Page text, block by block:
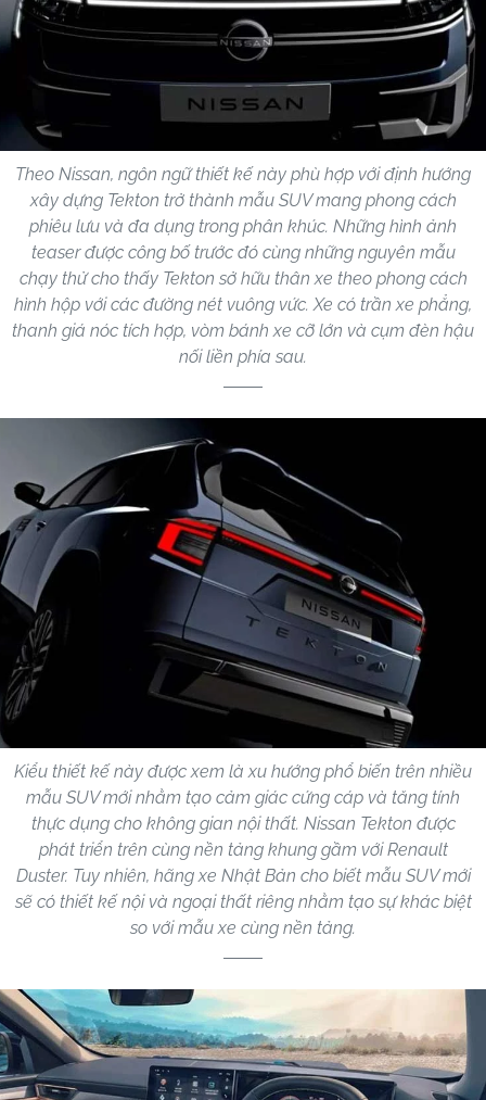
Theo Nissan, ngôn ngữ thiết kế này phù hợp với định hướng
xây dựng Tekton trở thành mẫu SUV mang phong cách
phiêu lưu và đa dụng trong phân khúc. Những hình ảnh
teaser được công bố trước đó cùng những nguyên mẫu
chạy thử cho thấy Tekton sở hữu thân xe theo phong cách
hình hộp với các đường nét vuông vức. Xe có trần xe phẳng,
thanh giá nóc tích hợp, vòm bánh xe cỡ lớn và cụm đèn hậu
nối liền phía sau.
Kiểu thiết kế này được xem là xu hướng phổ biến trên nhiều
mẫu SUV mới nhằm tạo cảm giác cứng cáp và tăng tính
thực dụng cho không gian nội thất. Nissan Tekton được
phát triển trên cùng nền tảng khung gầm với Renault
Duster. Tuy nhiên, hãng xe Nhật Bản cho biết mẫu SUV mới
sẽ có thiết kế nội và ngoại thất riêng nhằm tạo sự khác biệt
so với mẫu xe cùng nền tảng.